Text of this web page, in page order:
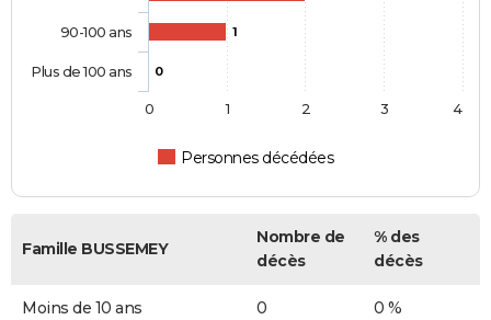
1
0
Personnes décédées
90-100 ans
Plus de 100 ans
0 1 2 3 4
Famille BUSSEMEY
Nombre de
décès
% des
décès
Moins de 10 ans 0 0 %